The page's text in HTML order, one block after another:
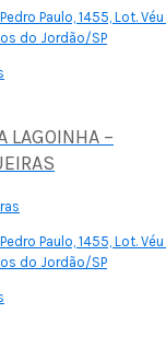
Paulo, 1455, Lot.
do Jordão/SP
LAGOINHA –
Paulo, 1455, Lot.
do Jordão/SP